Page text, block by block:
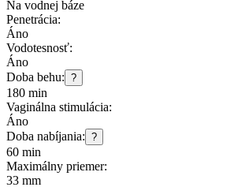
Na vodnej báze
Penetrácia:
Áno
Vodotesnosť:
Áno
Doba behu: ?
180 min
Vaginálna stimulácia:
Áno
Doba nabíjania: ?
60 min
Maximálny priemer:
33 mm